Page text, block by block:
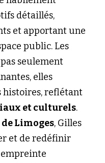
détaillés,
et apportant une
public. Les
seulement
elles
histoires, reflétant
et culturels.
Limoges, Gilles
et de redéfinir